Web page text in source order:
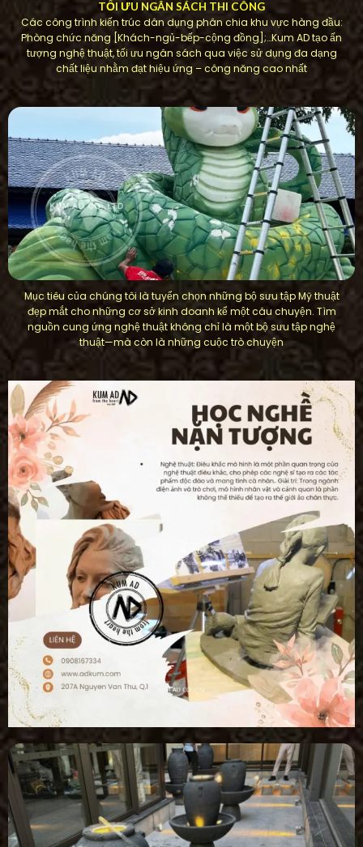
TỐI ƯU NGÂN SÁCH THI CÔNG
Các công trình kiến ​​trúc dân dụng phân chia khu vực hàng đầu:
Phòng chức năng [Khách-ngủ-bếp-cộng đồng];…Kum AD tạo ấn
tượng nghệ thuật, tối ưu ngân sách qua việc sử dụng đa dạng
chất liệu nhằm đạt hiệu ứng – công năng cao nhất
Mục tiêu của chúng tôi là tuyển chọn những bộ sưu tập Mỹ thuật
đẹp mắt cho những cơ sở kinh doanh kể một câu chuyện. Tìm
nguồn cung ứng nghệ thuật không chỉ là một bộ sưu tập nghệ
thuật—mà còn là những cuộc trò chuyện